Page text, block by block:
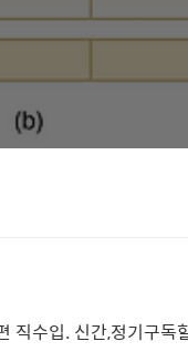
직수입. 신간,정기구독